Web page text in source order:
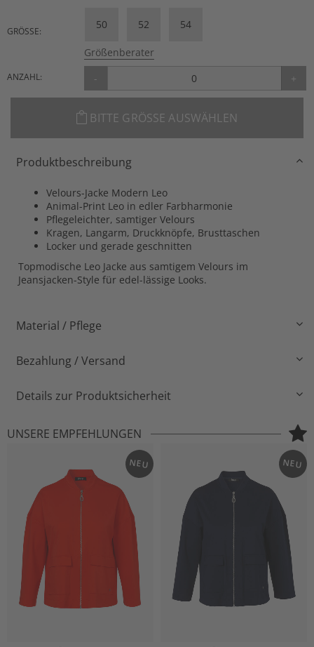
GRÖSSE:
50 52 54
Größenberater
ANZAHL: - +
BITTE GRÖSSE AUSWÄHLEN
Produktbeschreibung
Velours-Jacke Modern Leo
Animal-Print Leo in edler Farbharmonie
Pflegeleichter, samtiger Velours
Kragen, Langarm, Druckknöpfe, Brusttaschen
Locker und gerade geschnitten
Topmodische Leo Jacke aus samtigem Velours im
Jeansjacken-Style für edel-lässige Looks.
Material / Pflege
Bezahlung / Versand
Details zur Produktsicherheit
UNSERE EMPFEHLUNGEN
NEU NEU